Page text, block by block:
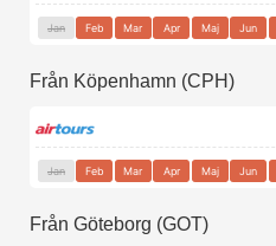
Jan Feb Mar Apr Maj Jun
Från Köpenhamn (CPH)
Jan Feb Mar Apr Maj Jun
Från Göteborg (GOT)